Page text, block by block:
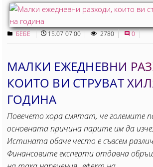
БЕБЕ 15.07 07:00 2780 0
МАЛКИ ЕЖЕДНЕВНИ
КОИТО ВИ СТРУВАТ
ГОДИНА
Повечето хора смятат, че големите
основната причина парите им да
Истината обаче често е съвсем
Финансовите експерти отдавна